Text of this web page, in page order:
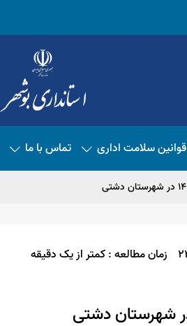
قوانین سلامت اداری تماس با ما
زمان مطالعه : کمتر از یک دقیقه